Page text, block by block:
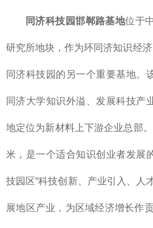
同济科技园邯郸路基地位于
研究所地块，作为环同济知识经
同济科技园的另一个重要基地。
同济大学知识外溢、发展科技产
地定位为新材料上下游企业总部
米，是一个适合知识创业者发展
技园区“科技创新、产业引入、人
展地区产业，为区域经济增长作